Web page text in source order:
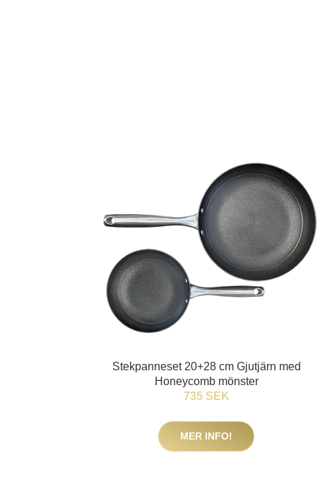
Stekpanneset 20+28 cm Gjutjärn med
Honeycomb mönster
735 SEK
MER INFO!